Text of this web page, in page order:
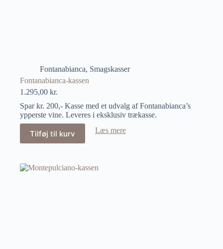
Fontanabianca, Smagskasser
Fontanabianca-kassen
1.295,00 kr.
Spar kr. 200,- Kasse med et udvalg af Fontanabianca’s
ypperste vine. Leveres i eksklusiv trækasse.
Tilføj til kurv Læs mere